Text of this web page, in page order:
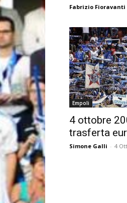
Fabrizio Fioravanti
Empoli
4 ottobre
trasferta
Simone Galli - 4